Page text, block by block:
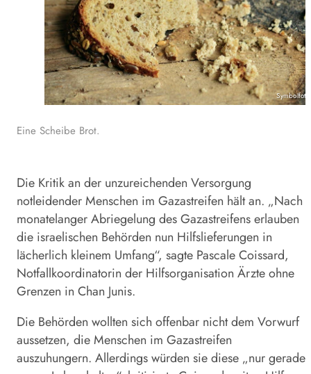
Eine Scheibe Brot.
Die Kritik an der unzureichenden Versorgung
notleidender Menschen im Gazastreifen hält an. „Nach
monatelanger Abriegelung des Gazastreifens erlauben
die israelischen Behörden nun Hilfslieferungen in
lächerlich kleinem Umfang“, sagte Pascale Coissard,
Notfallkoordinatorin der Hilfsorganisation Ärzte ohne
Grenzen in Chan Junis.
Die Behörden wollten sich offenbar nicht dem Vorwurf
aussetzen, die Menschen im Gazastreifen
auszuhungern. Allerdings würden sie diese „nur gerade